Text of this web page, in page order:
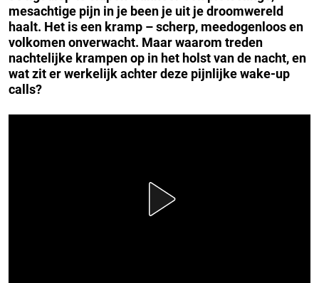
mesachtige pijn in je been je uit je droomwereld
haalt. Het is een kramp – scherp, meedogenloos en
volkomen onverwacht. Maar waarom treden
nachtelijke krampen op in het holst van de nacht, en
wat zit er werkelijk achter deze pijnlijke wake-up
calls?